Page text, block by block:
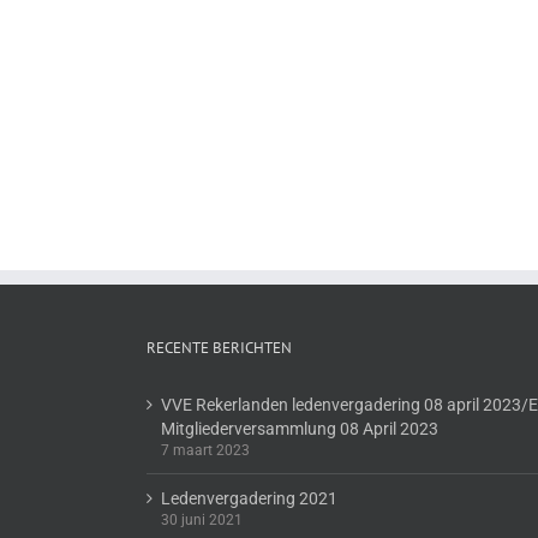
RECENTE BERICHTEN
VVE Rekerlanden ledenvergadering 08 april 2023/
Mitgliederversammlung 08 April 2023
7 maart 2023
Ledenvergadering 2021
30 juni 2021